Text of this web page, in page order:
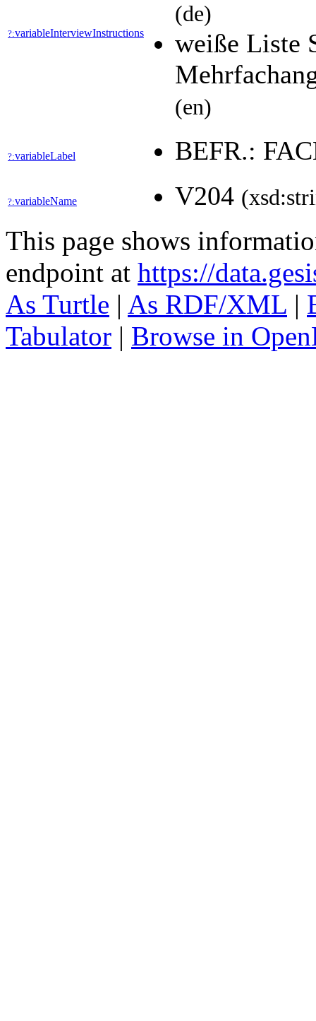
?:variableInterviewInstructions
(de)
weiße Liste
(en)
?:variableLabel BEFR.:
?:variableName V204
This page shows
endpoint at https://
As Turtle | As RDF/XML |
Tabulator | Browse in